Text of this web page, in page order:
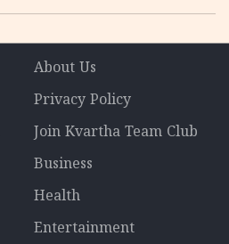
About Us
Privacy Policy
Join Kvartha Team Club
Business
Health
Entertainment